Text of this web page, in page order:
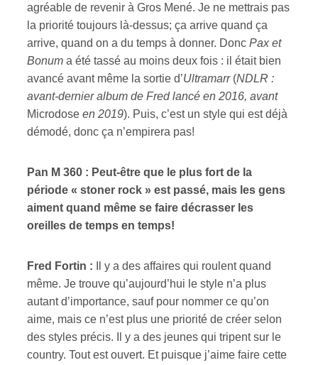
agréable de revenir à Gros Mené. Je ne mettrais pas
la priorité toujours là-dessus; ça arrive quand ça
arrive, quand on a du temps à donner. Donc Pax et
Bonum a été tassé au moins deux fois : il était bien
avancé avant même la sortie d’Ultramarr(NDLR :
avant-dernier album de Fred lancé en 2016, avant
Microdose en 2019). Puis, c’est un style qui est déjà
démodé, donc ça n’empirera pas!
Pan M 360 : Peut-être que le plus fort de la
période « stoner rock » est passé, mais les gens
aiment quand même se faire décrasser les
oreilles de temps en temps!
Fred Fortin : Il y a des affaires qui roulent quand
même. Je trouve qu’aujourd’hui le style n’a plus
autant d’importance, sauf pour nommer ce qu’on
aime, mais ce n’est plus une priorité de créer selon
des styles précis. Il y a des jeunes qui tripent sur le
country. Tout est ouvert. Et puisque j’aime faire cette